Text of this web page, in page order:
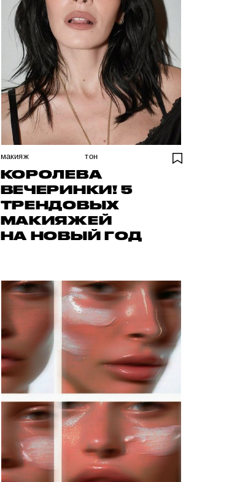
макияж тон
КОРОЛЕВА
ВЕЧЕРИНКИ! 5
ТРЕНДОВЫХ
МАКИЯЖЕЙ
НА НОВЫЙ ГОД